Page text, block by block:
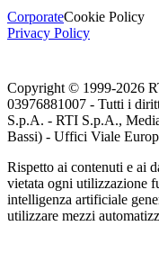
CorporateCookie Policy
Privacy Policy
Copyright © 1999-2026
03976881007 - Tutti i
S.p.A. - RTI S.p.A.,
Bassi) - Uffici Viale
Rispetto ai contenuti e ai
vietata ogni utilizzazione
intelligenza artificiale
utilizzare mezzi